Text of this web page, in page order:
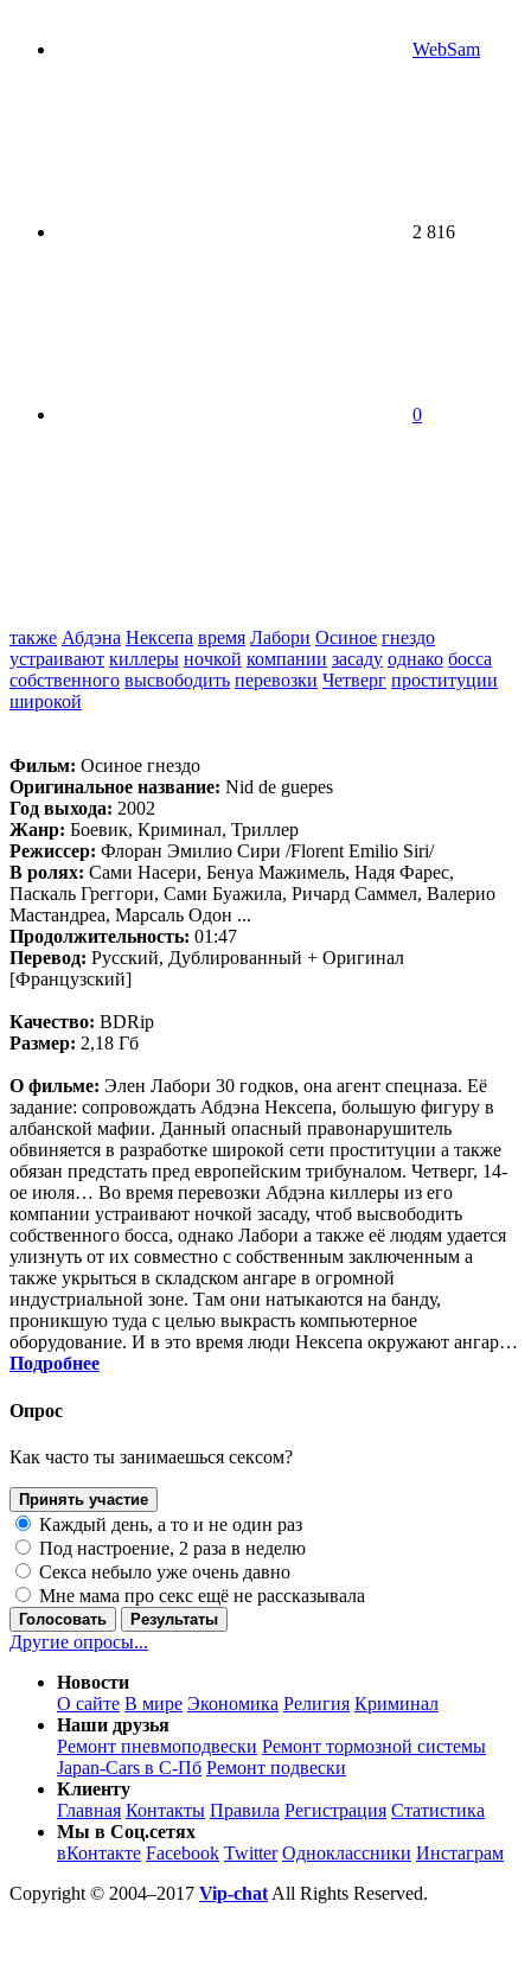
WebSam
2 816
0
также Абдэна Нексепа время Лабори Осиное гнездо
устраивают киллеры ночкой компании засаду однако босса
собственного высвободить перевозки Четверг проституции
широкой
Фильм: Осиное гнездо
Оригинальное название: Nid de guepes
Год выхода: 2002
Жанр: Боевик, Криминал, Триллер
Режиссер: Флоран Эмилио Сири /Florent Emilio Siri/
В ролях: Сами Насери, Бенуа Мажимель, Надя Фарес,
Паскаль Греггори, Сами Буажила, Ричард Саммел, Валерио
Мастандреа, Марсаль Одон ...
Продолжительность: 01:47
Перевод: Русский, Дублированный + Оригинал
[Французский]
Качество: BDRip
Размер: 2,18 Гб
О фильме: Элен Лабори 30 годков, она агент спецназа. Её
задание: сопровождать Абдэна Нексепа, большую фигуру в
албанской мафии. Данный опасный правонарушитель
обвиняется в разработке широкой сети проституции а также
обязан предстать пред европейским трибуналом. Четверг, 14-
ое июля… Во время перевозки Абдэна киллеры из его
компании устраивают ночкой засаду, чтоб высвободить
собственного босса, однако Лабори а также её людям удается
улизнуть от их совместно с собственным заключенным а
также укрыться в складском ангаре в огромной
индустриальной зоне. Там они натыкаются на банду,
проникшую туда с целью выкрасть компьютерное
оборудование. И в это время люди Нексепа окружают ангар…
Подробнее
Опрос
Как часто ты занимаешься сексом?
Принять участие
Каждый день, а то и не один раз
Под настроение, 2 раза в неделю
Секса небыло уже очень давно
Мне мама про секс ещё не рассказывала
Голосовать Результаты
Другие опросы...
Новости
О сайте В мире Экономика Религия Криминал
Наши друзья
Ремонт пневмоподвески Ремонт тормозной системы
Japan-Cars в С-Пб Ремонт подвески
Клиенту
Главная Контакты Правила Регистрация Статистика
Мы в Соц.сетях
вКонтакте Facebook Twitter Одноклассники Инстаграм
Copyright © 2004–2017 Vip-chat All Rights Reserved.